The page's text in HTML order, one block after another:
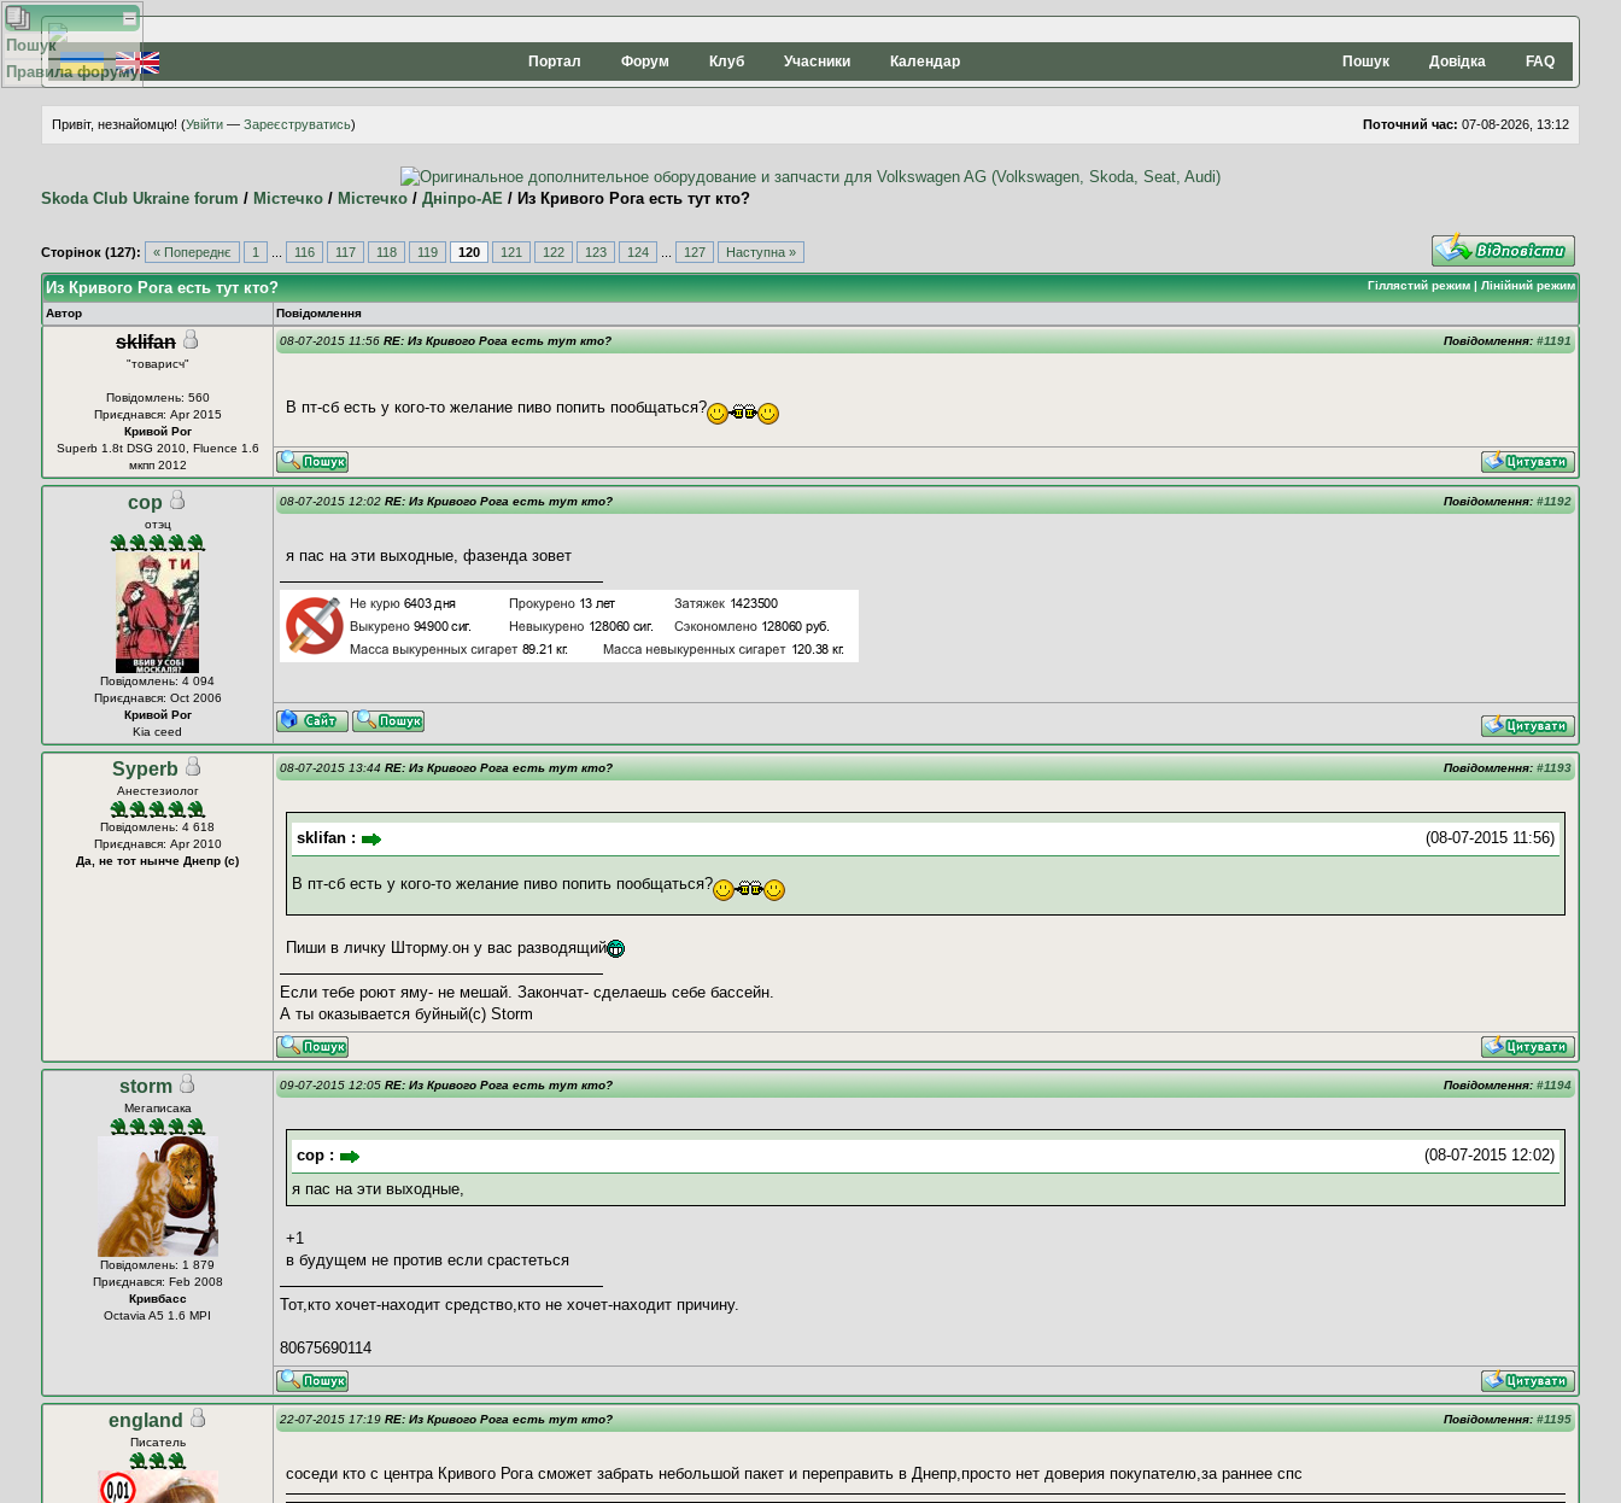
Портал Форум Клуб Учасники Календар Пошук Довідка FAQ
Поточний час: 07-08-2026, 13:12
Привіт, незнайомцю! (Увійти— Зареєструватись)
Skoda Club Ukraine forum / Містечко/ Містечко/ Дніпро-АЕ / Из Кривого Рога есть тут кто?
Пошук
Правила форуму
Сторінок (127): « Попереднє 1 ... 116 117 118 119 120 121 122 123 124 ... 127 Наступна »
Гіллястий режим|Лінійний режим
Из Кривого Рога есть тут кто?
Автор Повідомлення
sklifan
"товарисч"
Повідомлень: 560
Приєднався: Apr 2015
Кривой Рог
Superb 1.8t DSG 2010, Fluence 1.6
мкпп 2012
Повідомлення: #1191
08-07-2015 11:56 RE: Из Кривого Рога есть тут кто?
В пт-сб есть у кого-то желание пиво попить пообщаться?
cop
отэц
Повідомлень: 4 094
Приєднався: Oct 2006
Кривой Рог
Kia ceed
Повідомлення: #1192
08-07-2015 12:02 RE: Из Кривого Рога есть тут кто?
я пас на эти выходные, фазенда зовет
Syperb
Анестезиолог
Повідомлень: 4 618
Приєднався: Apr 2010
Да, не тот нынче Днепр (с)
Повідомлення: #1193
08-07-2015 13:44 RE: Из Кривого Рога есть тут кто?
(08-07-2015 11:56)
sklifan :
В пт-сб есть у кого-то желание пиво попить пообщаться?
Пиши в личку Шторму.он у вас разводящий
Если тебе роют яму- не мешай. Закончат- сделаешь себе бассейн.
А ты оказывается буйный(с) Storm
storm
Мегаписака
Повідомлень: 1 879
Приєднався: Feb 2008
Кривбасс
Octavia A5 1.6 MPI
Повідомлення: #1194
09-07-2015 12:05 RE: Из Кривого Рога есть тут кто?
(08-07-2015 12:02)
cop :
я пас на эти выходные,
+1
в будущем не против если срастеться
Тот,кто хочет-находит средство,кто не хочет-находит причину.
80675690114
england
Писатель
Повідомлення: #1195
22-07-2015 17:19 RE: Из Кривого Рога есть тут кто?
соседи кто с центра Кривого Рога сможет забрать небольшой пакет и переправить в Днепр,просто нет доверия покупателю,за раннее спс